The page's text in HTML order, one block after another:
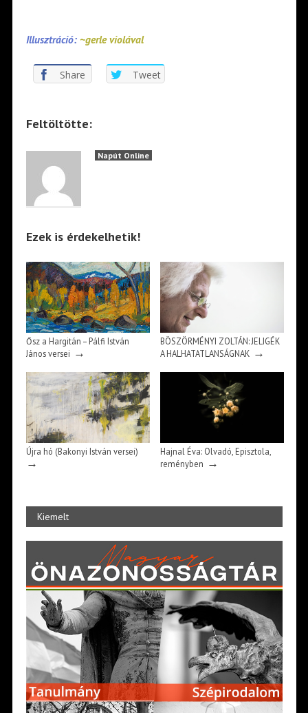
Illusztráció:~gerle violával
Share Tweet
Feltöltötte:
Napút Online
Ezek is érdekelhetik!
Ősz a Hargitán – Pálfi István
János versei →
BÖSZÖRMÉNYI ZOLTÁN: JELIGÉK
A HALHATATLANSÁGNAK→
Újra hó (Bakonyi István versei)
→
Hajnal Éva: Olvadó, Episztola,
reményben →
Kiemelt